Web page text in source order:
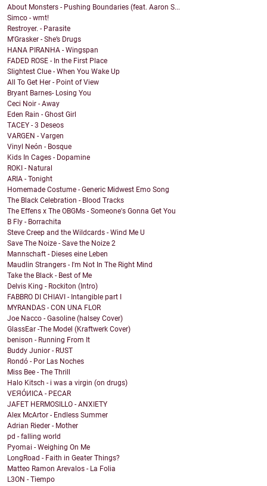
About Monsters - Pushing Boundaries (feat. Aaron S...
Simco - wmt!
Restroyer. - Parasite
M'Grasker - She’s Drugs
HANA PIRANHA - Wingspan
FADED ROSE - In the First Place
Slightest Clue - When You Wake Up
All To Get Her - Point of View
Bryant Barnes- Losing You
Ceci Noir - Away
Eden Rain - Ghost Girl
TACEY - 3 Deseos
VARGEN - Vargen
Vinyl Neón - Bosque
Kids In Cages - Dopamine
ROKI - Natural
ARIA - Tonight
Homemade Costume - Generic Midwest Emo Song
The Black Celebration - Blood Tracks
The Effens x The OBGMs - Someone's Gonna Get You
B Fly - Borrachita
Steve Creep and the Wildcards - Wind Me U
Save The Noize - Save the Noize 2
Mannschaft - Dieses eine Leben
Maudlin Strangers - I'm Not In The Right Mind
Take the Black - Best of Me
Delvis King - Rockiton (Intro)
FABBRO DI CHIAVI - Intangible part I
MYRANDAS - CON UNA FLOR
Joe Nacco - Gasoline (halsey Cover)
GlassEar -The Model (Kraftwerk Cover)
benison - Running From It
Buddy Junior - RUST
Rondó - Por Las Noches
Miss Bee - The Thrill
Halo Kitsch - i was a virgin (on drugs)
VEЯÓИICA - PECAR
JAFET HERMOSILLO - ANXIETY
Alex McArtor - Endless Summer
Adrian Rieder - Mother
pd - falling world
Pyomai - Weighing On Me
LongRoad - Faith in Geater Things?
Matteo Ramon Arevalos - La Folia
L3ON - Tiempo